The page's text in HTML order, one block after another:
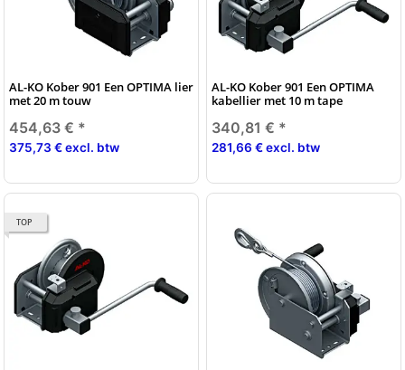
AL-KO Kober 901 Een OPTIMA lier
met 20 m touw
454,63 € *
375,73 € excl. btw
AL-KO Kober 901 Een OPTIMA
kabellier met 10 m tape
340,81 € *
281,66 € excl. btw
TOP